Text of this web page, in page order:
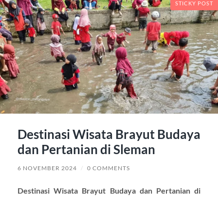
STICKY POST
Destinasi Wisata Brayut Budaya
dan Pertanian di Sleman
6 NOVEMBER 2024 / 0 COMMENTS
Destinasi Wisata Brayut Budaya dan Pertanian di